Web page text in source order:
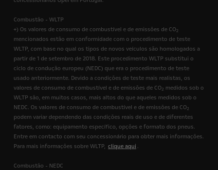
Combustão - WLTP
+) Os valores de consumo de combustível e de emissões de CO2
mencionados estão em conformidade com o procedimento de teste
WLTP, com base no qual os tipos de novos veículos são homologados a
partir de 1 de setembro de 2018. Este procedimento WLTP substitui o
ciclo de condução europeu (NEDC) que era o procedimento de teste
usado anteriormente. Devido a condições de teste mais realistas, os
valores de consumo de combustível e de emissões de CO2 medidos sob o
WLTP são, em muitos casos, mais altos do que aqueles medidos sob o
NEDC. Os valores de consumo de combustível e de emissões de CO2
podem variar dependendo das condições reais de uso e de diferentes
fatores, como: equipamento específico, opções e formato dos pneus.
Entre em contacto com seu concessionário para obter mais informações.
Para mais informações sobre WLTP, clique aqui .
Combustão - NEDC